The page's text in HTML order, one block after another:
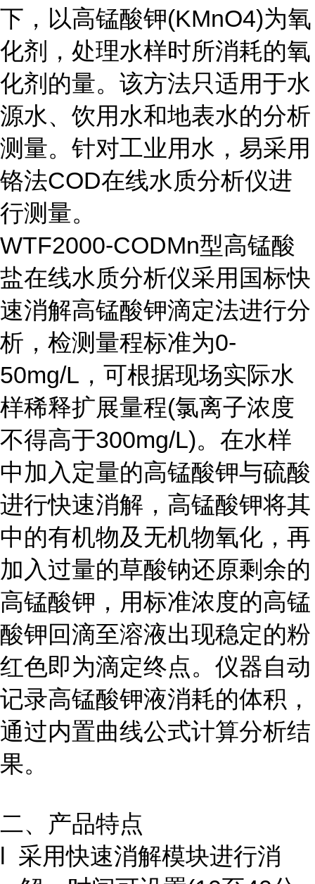
下，以高锰酸钾(KMnO4)为氧
化剂，处理水样时所消耗的氧
化剂的量。该方法只适用于水
源水、饮用水和地表水的分析
测量。针对工业用水，易采用
铬法COD在线水质分析仪进
行测量。
WTF2000-CODMn型高锰酸
盐在线水质分析仪采用国标快
速消解高锰酸钾滴定法进行分
析，检测量程标准为0-
50mg/L，可根据现场实际水
样稀释扩展量程(氯离子浓度
不得高于300mg/L)。在水样
中加入定量的高锰酸钾与硫酸
进行快速消解，高锰酸钾将其
中的有机物及无机物氧化，再
加入过量的草酸钠还原剩余的
高锰酸钾，用标准浓度的高锰
酸钾回滴至溶液出现稳定的粉
红色即为滴定终点。仪器自动
记录高锰酸钾液消耗的体积，
通过内置曲线公式计算分析结
果。
二、产品特点
l 采用快速消解模块进行消